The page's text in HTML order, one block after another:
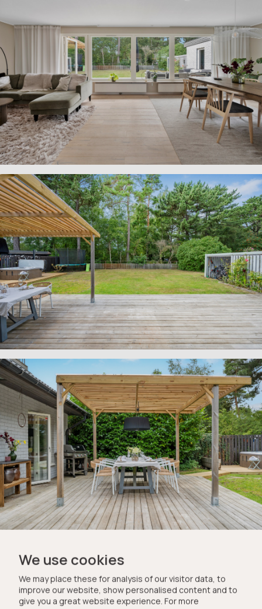
We use cookies
We may place these for analysis of our visitor data, to
improve our website, show personalised content and to
give you a great website experience. For more